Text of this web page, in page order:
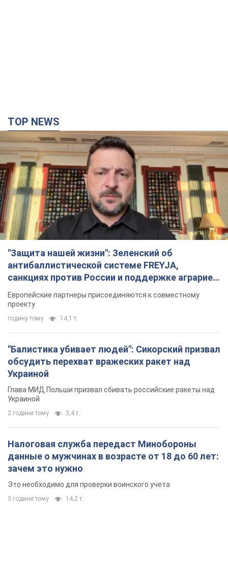
TOP NEWS
"Защита нашей жизни": Зеленский об
антибаллистической системе FREYJA,
санкциях против России и поддержке аграриев.
Видео
Европейские партнеры присоединяются к совместному
проекту
годину тому 14,1 т.
"Балистика убивает людей": Сикорский призвал
обсудить перехват вражеских ракет над
Украиной
Глава МИД Польши призвал сбивать российские ракеты над
Украиной
2 години тому 3,4 т.
Налоговая служба передаст Минобороны
данные о мужчинах в возрасте от 18 до 60 лет:
зачем это нужно
Это необходимо для проверки воинского учета
3 години тому 14,2 т.